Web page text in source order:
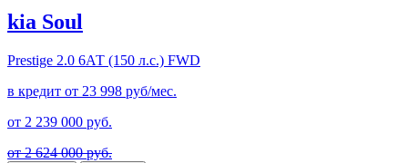
kia Soul
Prestige 2.0 6АТ (150 л.с.) FWD
в кредит от 23 998 руб/мес.
от 2 239 000 руб.
от 2 624 000 руб.